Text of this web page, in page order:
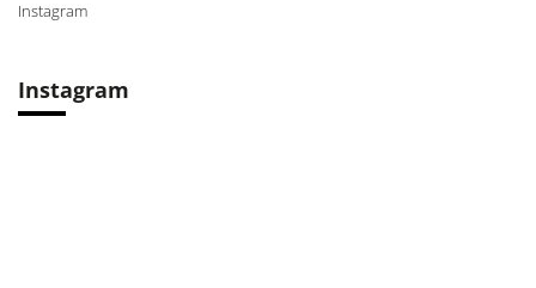
Instagram
Instagram